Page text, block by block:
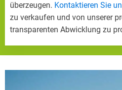
überzeugen. Kontaktieren Sie
zu verkaufen und von unserer
transparenten Abwicklung zu